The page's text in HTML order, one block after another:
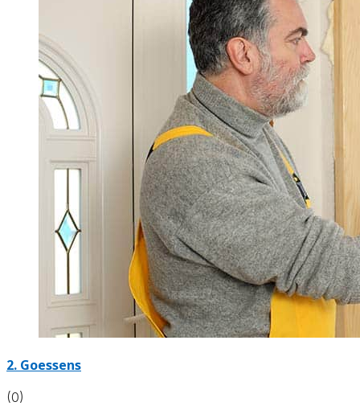
2. Goessens
(0)